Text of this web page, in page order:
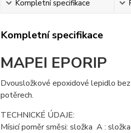
Kompletní specifikace
Kompletní specifikace
MAPEI EPORIP
Dvousložkové epoxidové lepidlo
potěrech.
TECHNICKÉ ÚDAJE:
Mísicí poměr směsi: složka A :